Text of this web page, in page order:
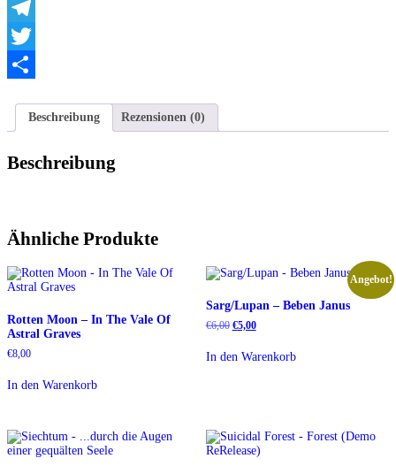
WhatsApp
Telegram
Twitter
Beschreibung
Rezensionen (0)
Beschreibung
Ähnliche Produkte
Rotten Moon – In The Vale Of
Astral Graves
€8,00
In den Warenkorb
Angebot!
Sarg/Lupan – Beben Janus
€6,00 Ursprünglicher
war:
€6,00
€5,00Aktueller
€5,00.
In den Warenkorb